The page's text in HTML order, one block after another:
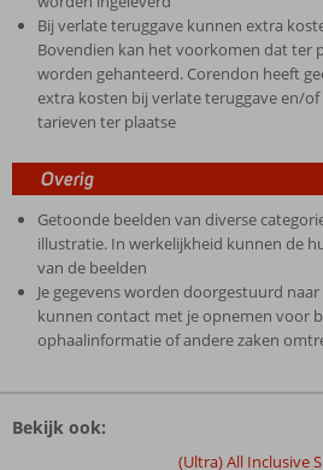
Bij verlate teruggave kunnen extra
Bovendien kan het voorkomen dat ter
worden gehanteerd. Corendon heeft
extra kosten bij verlate teruggave en/
tarieven ter plaatse
Overig
Getoonde beelden van diverse
illustratie. In werkelijkheid kunnen de
van de beelden
Je gegevens worden doorgestuurd
kunnen contact met je opnemen voor
ophaalinformatie of andere zaken
zijn
Bekijk ook:
(Ultra) All Inclusive